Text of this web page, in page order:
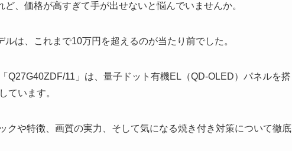
、価格が高すぎて手が出せないと悩んでいませんか。
は、これまで10万円を超えるのが当たり前でした。
Q27G40ZDF/11」は、量子ドット有機EL（QD-OLED）パネルを搭
ています。
クや特徴、画質の実力、そして気になる焼き付き対策について徹底